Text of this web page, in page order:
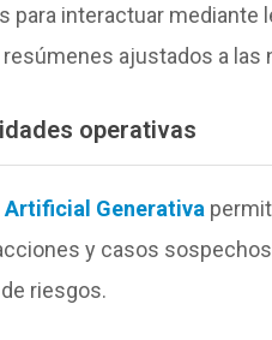
para interactuar mediante
ajustados a
operativas
Generativa
y casos
riesgos.